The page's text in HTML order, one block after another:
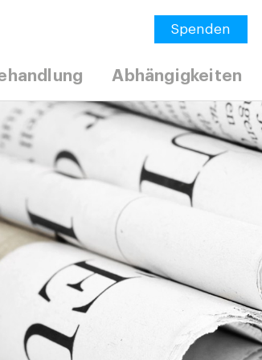
Spenden
Abhängigkeiten